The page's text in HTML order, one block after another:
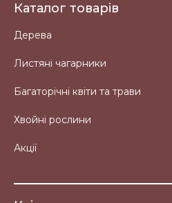
Каталог товарів
Дерева
Листяні чагарники
Багаторічні квіти та трави
Хвойні рослини
Акції